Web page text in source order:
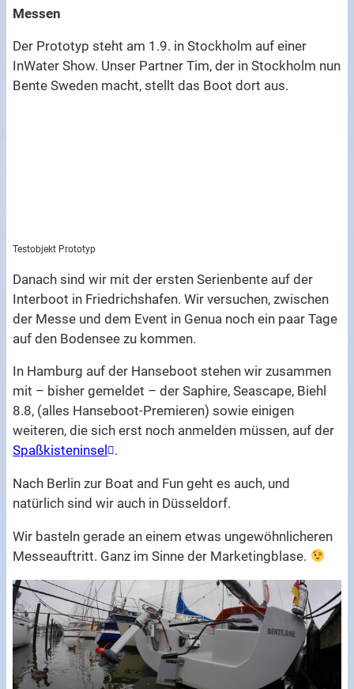
Messen
Der Prototyp steht am 1.9. in Stockholm auf einer
InWater Show. Unser Partner Tim, der in Stockholm nun
Bente Sweden macht, stellt das Boot dort aus.
Testobjekt Prototyp
Danach sind wir mit der ersten Serienbente auf der
Interboot in Friedrichshafen. Wir versuchen, zwischen
der Messe und dem Event in Genua noch ein paar Tage
auf den Bodensee zu kommen.
In Hamburg auf der Hanseboot stehen wir zusammen
mit – bisher gemeldet – der Saphire, Seascape, Biehl
8.8, (alles Hanseboot-Premieren) sowie einigen
weiteren, die sich erst noch anmelden müssen, auf der
Spaßkisteninsel
.
Nach Berlin zur Boat and Fun geht es auch, und
natürlich sind wir auch in Düsseldorf.
Wir basteln gerade an einem etwas ungewöhnlicheren
Messeauftritt. Ganz im Sinne der Marketingblase.